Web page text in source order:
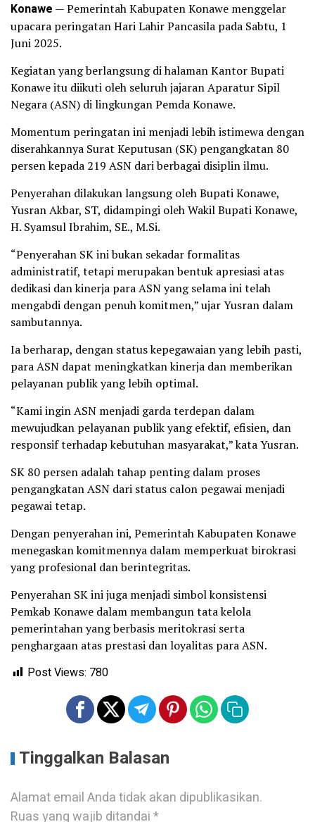
Konawe — Pemerintah Kabupaten Konawe menggelar
upacara peringatan Hari Lahir Pancasila pada Sabtu, 1
Juni 2025.
Kegiatan yang berlangsung di halaman Kantor Bupati
Konawe itu diikuti oleh seluruh jajaran Aparatur Sipil
Negara (ASN) di lingkungan Pemda Konawe.
Momentum peringatan ini menjadi lebih istimewa dengan
diserahkannya Surat Keputusan (SK) pengangkatan 80
persen kepada 219 ASN dari berbagai disiplin ilmu.
Penyerahan dilakukan langsung oleh Bupati Konawe,
Yusran Akbar, ST, didampingi oleh Wakil Bupati Konawe,
H. Syamsul Ibrahim, SE., M.Si.
“Penyerahan SK ini bukan sekadar formalitas
administratif, tetapi merupakan bentuk apresiasi atas
dedikasi dan kinerja para ASN yang selama ini telah
mengabdi dengan penuh komitmen,” ujar Yusran dalam
sambutannya.
Ia berharap, dengan status kepegawaian yang lebih pasti,
para ASN dapat meningkatkan kinerja dan memberikan
pelayanan publik yang lebih optimal.
“Kami ingin ASN menjadi garda terdepan dalam
mewujudkan pelayanan publik yang efektif, efisien, dan
responsif terhadap kebutuhan masyarakat,” kata Yusran.
SK 80 persen adalah tahap penting dalam proses
pengangkatan ASN dari status calon pegawai menjadi
pegawai tetap.
Dengan penyerahan ini, Pemerintah Kabupaten Konawe
menegaskan komitmennya dalam memperkuat birokrasi
yang profesional dan berintegritas.
Penyerahan SK ini juga menjadi simbol konsistensi
Pemkab Konawe dalam membangun tata kelola
pemerintahan yang berbasis meritokrasi serta
penghargaan atas prestasi dan loyalitas para ASN.
Post Views: 780
Tinggalkan Balasan
Alamat email Anda tidak akan dipublikasikan.
Ruas yang wajib ditandai*